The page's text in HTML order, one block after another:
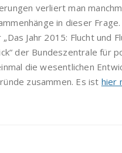
verliert man
in dieser
Jahr 2015: Flucht und
der Bundeszentrale für
die wesentlichen
zusammen. Es ist hier